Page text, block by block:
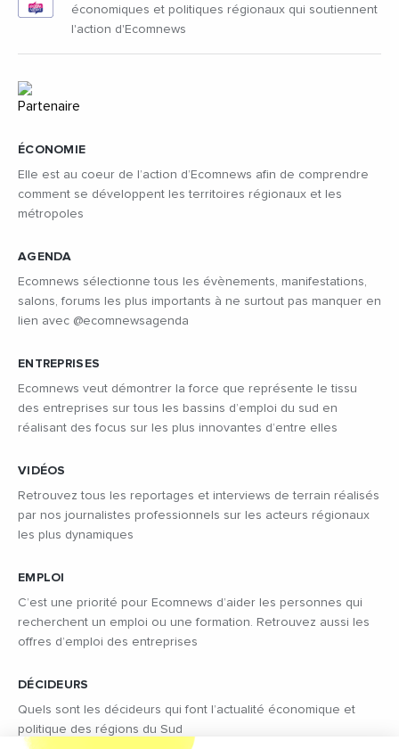
ÉCONOMIE
Elle est au coeur de l’action d’Ecomnews afin de comprendre
comment se développent les territoires régionaux et les
métropoles
AGENDA
Ecomnews sélectionne tous les évènements, manifestations,
salons, forums les plus importants à ne surtout pas manquer en
lien avec @ecomnewsagenda
ENTREPRISES
Ecomnews veut démontrer la force que représente le tissu
des entreprises sur tous les bassins d’emploi du sud en
réalisant des focus sur les plus innovantes d’entre elles
VIDÉOS
Retrouvez tous les reportages et interviews de terrain réalisés
par nos journalistes professionnels sur les acteurs régionaux
les plus dynamiques
EMPLOI
C’est une priorité pour Ecomnews d’aider les personnes qui
recherchent un emploi ou une formation. Retrouvez aussi les
offres d’emploi des entreprises
DÉCIDEURS
Quels sont les décideurs qui font l’actualité économique et
politique des régions du Sud
économiques et politiques régionaux qui soutiennent
l'action d'Ecomnews